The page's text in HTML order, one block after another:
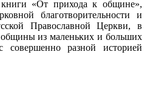
«От при­хода к общине»,
благотво­рительности и
Православной Церкви, в
общины из маленьких и больших
совершенно разной истори­ей